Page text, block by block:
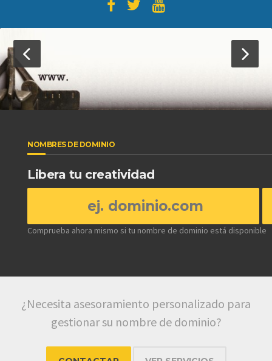
NOMBRES DE DOMINIO
Libera tu creatividad
Comprueba ahora mismo si tu nombre de dominio está disponible
¿Necesita asesoramiento personalizado para
gestionar su nombre de dominio?